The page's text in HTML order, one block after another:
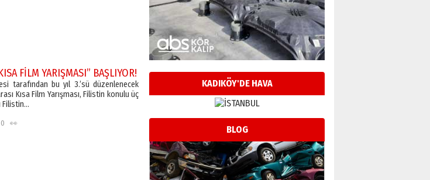
FİLM YARIŞMASI” BAŞLIYOR!
tarafından bu yıl 3.’sü düzenlenecek
Kısa Film Yarışması, Filistin konulu üç
Filistin…
0 👀
KADIKÖY'DE HAVA
BLOG